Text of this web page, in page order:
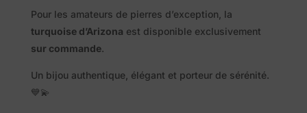
naturelles
Savon
Pour les amateurs de pierres d’exception, la
turquoise d’Arizona est disponible exclusivement
sur commande.
Un bijou authentique, élégant et porteur de sérénité.
💙💫